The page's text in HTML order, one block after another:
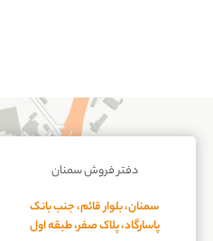
دفتر فروش سمنان
سمنان، بلوار قائم، جنب بانک
پاسارگاد، پلاک صفر، طبقه اول